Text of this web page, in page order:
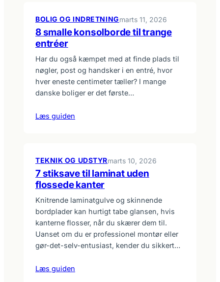
BOLIG OG INDRETNINGmarts 11, 2026
8 smalle konsolborde til trange
entréer
Har du også kæmpet med at finde plads til
nøgler, post og handsker i en entré, hvor
hver eneste centimeter tæller? I mange
danske boliger er det første…
Læs guiden
TEKNIK OG UDSTYRmarts 10, 2026
7 stiksave til laminat uden
flossede kanter
Knitrende laminatgulve og skinnende
bordplader kan hurtigt tabe glansen, hvis
kanterne flosser, når du skærer dem til.
Uanset om du er professionel montør eller
gør-det-selv-entusiast, kender du sikkert…
Læs guiden